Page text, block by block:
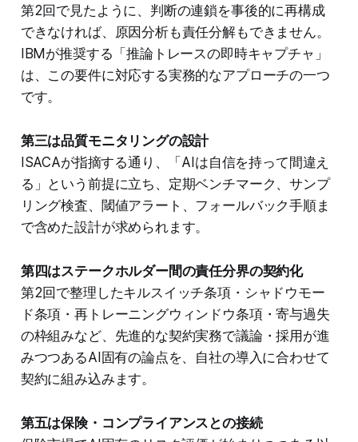
第2回で見たように、判断の連鎖を事後的に再構成
できなければ、原因分析も責任分解もできません。
IBMが推奨する「推論トレースの即時キャプチャ」
は、この要件に対応する実務的なアプローチの一つ
です。
第三は品質モニタリングの設計
ISACAが指摘する通り、「AIは自信を持って間違え
る」という前提に立ち、定期ベンチマーク、サンプ
リング検査、閾値アラート、フォールバック手順ま
で含めた設計が求められます。
第四はステークホルダー間の責任分界の契約化
第2回で整理したキルスイッチ条項・シャドウモー
ド条項・再トレーニングウィンドウ条項・寄与過失
の枠組みなど、先進的な契約実務で議論・採用が進
みつつあるAI固有の論点を、自社の導入に合わせて
契約に組み込みます。
第五は保険・コンプライアンスとの接続